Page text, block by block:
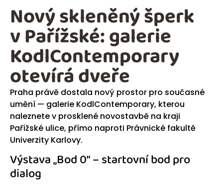
Praha právě dostala nový prostor pro současné
umění — galerie KodlContemporary, kterou
naleznete v prosklené novostavbě na kraji
Pařížské ulice, přímo naproti Právnické fakultě
Univerzity Karlovy.
Výstava „Bod 0“ – startovní bod pro
dialog
Nový skleněný šperk
v Pařížské: galerie
KodlContemporary
otevírá dveře